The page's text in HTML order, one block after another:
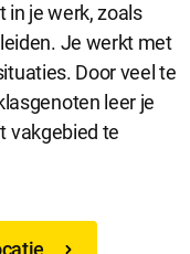
Sluit
dialog
de website te laten
in je werk, zoals
Je werkt met
Door veel te
leer je
vakgebied te